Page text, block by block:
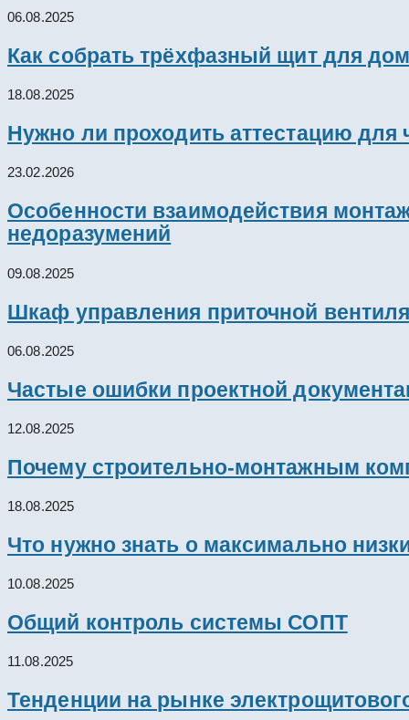
06.08.2025
Как собрать трёхфазный щит для
18.08.2025
Нужно ли проходить аттестацию для
23.02.2026
Особенности взаимодействия
недоразумений
09.08.2025
Шкаф управления приточной
06.08.2025
Частые ошибки проектной
12.08.2025
Почему строительно-монтажным
18.08.2025
Что нужно знать о максимально
10.08.2025
Общий контроль системы СОПТ
11.08.2025
Тенденции на рынке